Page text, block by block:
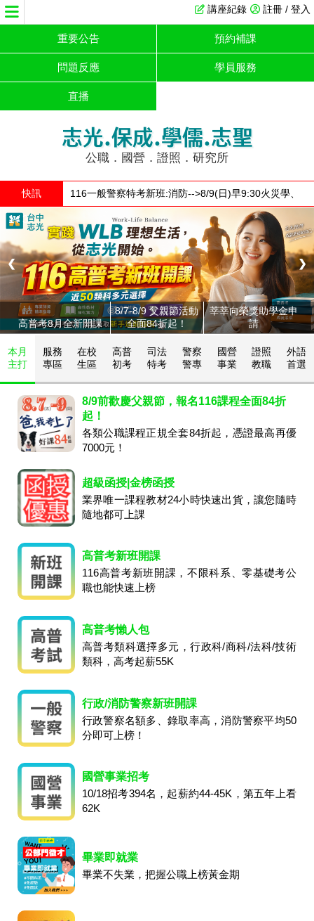
註冊 / 登入
講座紀錄
重要公告 預約補課
問題反應 學員服務
直播
志光.保成.學儒.志聖
公職．國營．證照．研究所
快訊 116一般警察特考新班:消防-->8/9(日)早9:30火災學、
行政-->8/25(二)晚6:30刑法，全面強勢開課！!
1 / 3
❮ ❯
高普考8月全新開課
8/7-8/9 父親節活動
全面84折起！
莘莘向榮獎助學金申
請
本月
主打
服務
專區
在校
生區
高普
初考
司法
特考
警察
警專
國營
事業
證照
教職
外語
首選
8/9前歡慶父親節，報名116課程全面84折
起！
各類公職課程正規全套84折起，憑證最高再優
7000元！
超級函授|金榜函授
業界唯一課程教材24小時快速出貨，讓您隨時
隨地都可上課
高普考新班開課
116高普考新班開課，不限科系、零基礎考公
職也能快速上榜
高普考懶人包
高普考類科選擇多元，行政科/商科/法科/技術
類科，高考起薪55K
行政/消防警察新班開課
行政警察名額多、錄取率高，消防警察平均50
分即可上榜！
國營事業招考
10/18招考394名，起薪約44-45K，第五年上看
62K
畢業即就業
畢業不失業，把握公職上榜黃金期